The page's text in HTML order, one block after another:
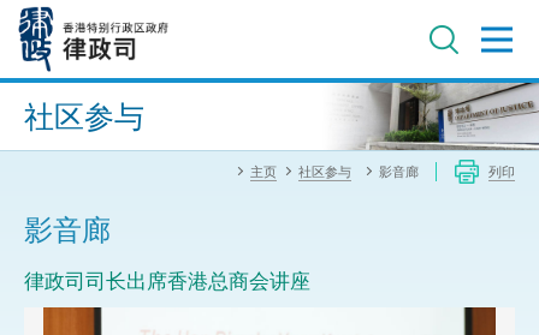
内
进阶搜寻
社区参与
主页 社区参与 影音廊 列印
影音廊
律政司司长出席香港总商会讲座